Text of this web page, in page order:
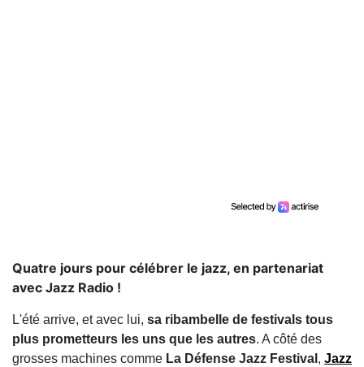
Quatre jours pour célébrer le jazz, en partenariat
avec Jazz Radio !
L'été arrive, et avec lui, sa ribambelle de festivals tous
plus prometteurs les uns que les autres. A côté des
grosses machines comme La Défense Jazz Festival , Jazz